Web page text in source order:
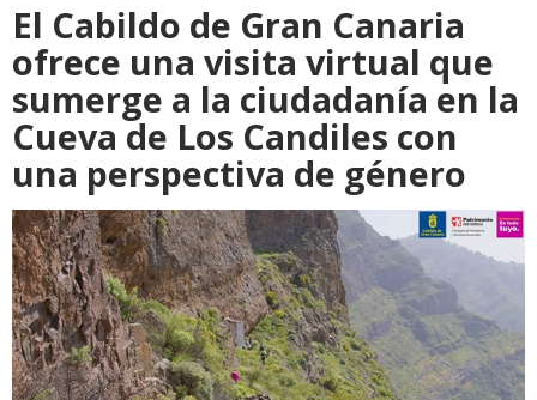
El Cabildo de Gran Canaria
ofrece una visita virtual que
sumerge a la ciudadanía en la
Cueva de Los Candiles con
una perspectiva de género